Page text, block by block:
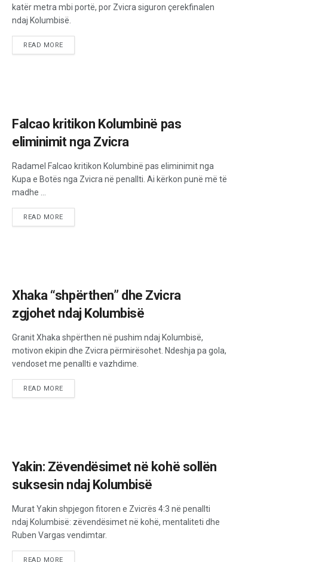
katër metra mbi portë, por Zvicra siguron çerekfinalen
ndaj Kolumbisë.
READ MORE
Falcao kritikon Kolumbinë pas
eliminimit nga Zvicra
Radamel Falcao kritikon Kolumbinë pas eliminimit nga
Kupa e Botës nga Zvicra në penallti. Ai kërkon punë më të
madhe ...
READ MORE
Xhaka “shpërthen” dhe Zvicra
zgjohet ndaj Kolumbisë
Granit Xhaka shpërthen në pushim ndaj Kolumbisë,
motivon ekipin dhe Zvicra përmirësohet. Ndeshja pa gola,
vendoset me penallti e vazhdime.
READ MORE
Yakin: Zëvendësimet në kohë sollën
suksesin ndaj Kolumbisë
Murat Yakin shpjegon fitoren e Zvicrës 4:3 në penallti
ndaj Kolumbisë: zëvendësimet në kohë, mentaliteti dhe
Ruben Vargas vendimtar.
READ MORE